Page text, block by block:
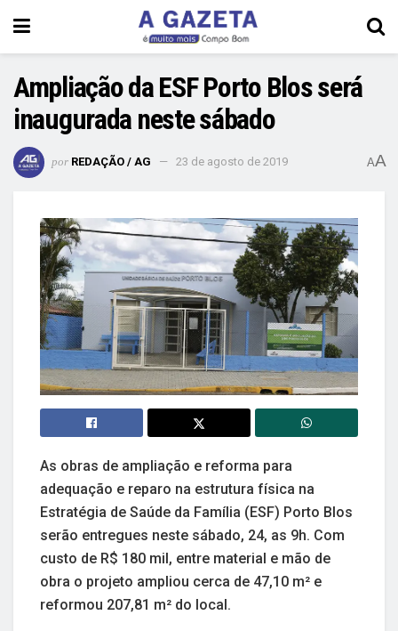
Ampliação da ESF Porto Blos será
inaugurada neste sábado
por REDAÇÃO / AG 23 de agosto de 2019 AA
As obras de ampliação e reforma para
adequação e reparo na estrutura física na
Estratégia de Saúde da Família (ESF) Porto Blos
serão entregues neste sábado, 24, as 9h. Com
custo de R$ 180 mil, entre material e mão de
obra o projeto ampliou cerca de 47,10 m² e
reformou 207,81 m² do local.